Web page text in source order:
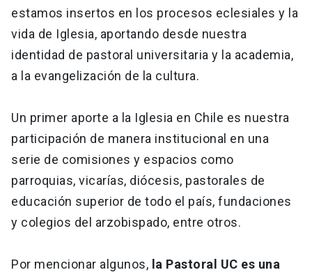
estamos insertos en los procesos eclesiales y la
vida de Iglesia, aportando desde nuestra
identidad de pastoral universitaria y la academia,
a la evangelización de la cultura.
Un primer aporte a la Iglesia en Chile es nuestra
participación de manera institucional en una
serie de comisiones y espacios como
parroquias, vicarías, diócesis, pastorales de
educación superior de todo el país, fundaciones
y colegios del arzobispado, entre otros.
Por mencionar algunos, la Pastoral UC es una